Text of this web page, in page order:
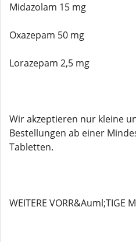
Midazolam 15 mg
Oxazepam 50 mg
Lorazepam 2,5 mg
Wir akzeptieren nur kleine
Bestellungen ab einer
Tabletten.
WEITERE VORR&Auml;TIGE